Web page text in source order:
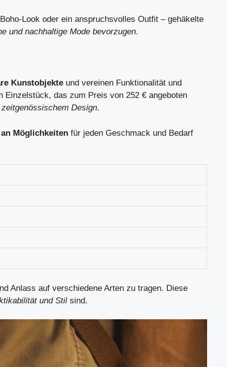
Look oder ein anspruchsvolles Outfit – gehäkelte
und nachhaltige Mode bevorzugen.
Kunstobjekte und vereinen Funktionalität und
Einzelstück, das zum Preis von 252 € angeboten
Design.
Möglichkeiten für jeden Geschmack und Bedarf
Anlass auf verschiedene Arten zu tragen. Diese
und Stil sind.